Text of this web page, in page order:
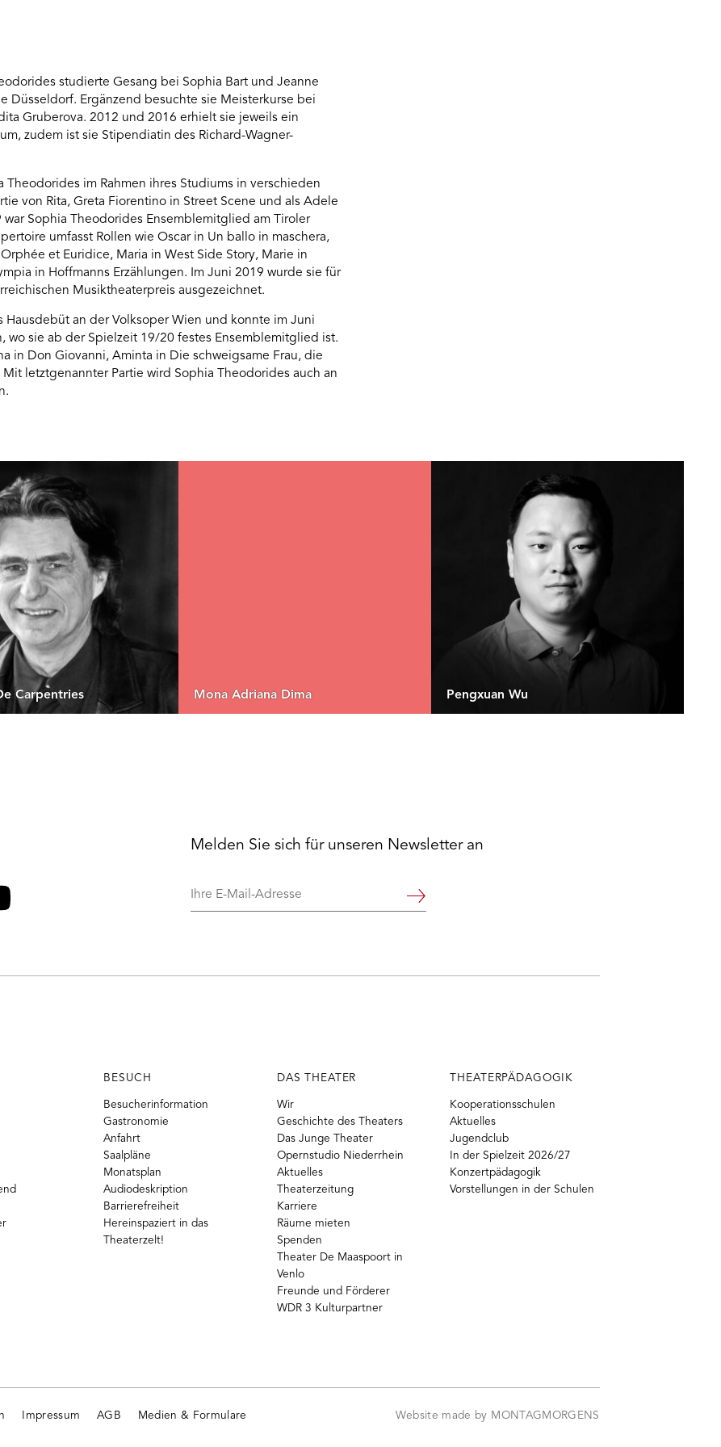
studierte Gesang bei Sophia Bart und Jeanne
Düsseldorf. Ergänzend besuchte sie Meisterkurse bei
Gruberova. 2012 und 2016 erhielt sie jeweils ein
zudem ist sie Stipendiatin des Richard-Wagner-
Theodorides im Rahmen ihres Studiums in verschieden
von Rita, Greta Fiorentino in Street Scene und als Adele
Sophia Theodorides Ensemblemitglied am Tiroler
umfasst Rollen wie Oscar in Un ballo in maschera,
et Euridice, Maria in West Side Story, Marie in
in Hoffmanns Erzählungen. Im Juni 2019 wurde sie für
Musiktheaterpreis ausgezeichnet.
an der Volksoper Wien und konnte im Juni
wo sie ab der Spielzeit 19/20 festes Ensemblemitglied ist.
in Don Giovanni, Aminta in Die schweigsame Frau, die
letztgenannter Partie wird Sophia Theodorides auch an
Carpentries Mona Adriana Dima Pengxuan Wu
Melden Sie sich für unseren Newsletter an
Ihre
Weiter
BESUCH
Besucherinformation
Gastronomie
Anfahrt
Saalpläne
Monatsplan
Audiodeskription
Barrierefreiheit
Hereinspaziert in das
Theaterzelt!
DAS THEATER
Wir
Geschichte des Theaters
Das Junge Theater
Opernstudio Niederrhein
Aktuelles
Theaterzeitung
Karriere
Räume mieten
Spenden
Theater De Maaspoort in
Venlo
Freunde und Förderer
WDR 3 Kulturpartner
THEATERPÄDAGOGIK
Kooperationsschulen
Aktuelles
Jugendclub
In der Spielzeit 2026/27
Konzertpädagogik
Vorstellungen in der Schulen
Impressum AGB Medien & Formulare Website made by MONTAGMORGENS